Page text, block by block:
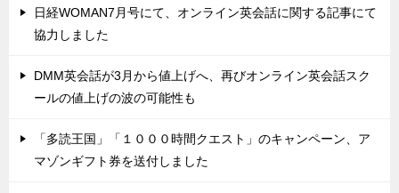
日経WOMAN7月号にて、オンライン英会話に関する記事にて
協力しました
DMM英会話が3月から値上げへ、再びオンライン英会話スク
ールの値上げの波の可能性も
「多読王国」「１０００時間クエスト」のキャンペーン、ア
マゾンギフト券を送付しました